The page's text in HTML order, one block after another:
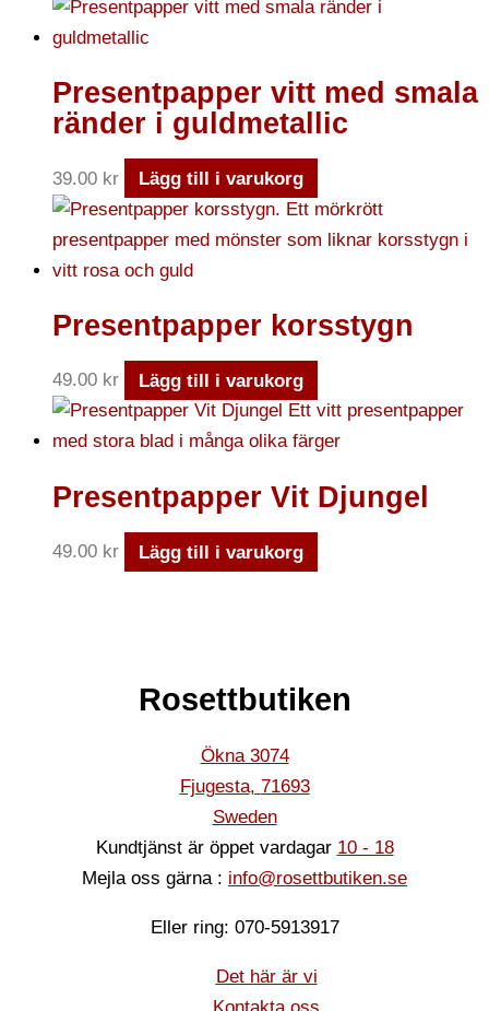
Presentpapper vitt med smala
ränder i guldmetallic
39.00 kr Lägg till i varukorg
Presentpapper korsstygn
49.00 kr Lägg till i varukorg
Presentpapper Vit Djungel
49.00 kr Lägg till i varukorg
Rosettbutiken
Ökna 3074
Fjugesta, 71693
Sweden
Kundtjänst är öppet vardagar 10 - 18
Mejla oss gärna : info@rosettbutiken.se
Eller ring: 070-5913917
Det här är vi